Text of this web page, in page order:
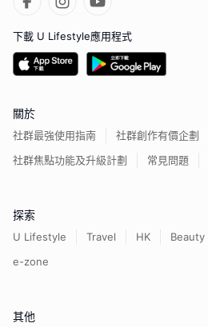
下載 U Lifestyle應用程式
關於
社群最強使用指南
社群創作有價企劃
社群焦點功能及升級計劃
常見問題
探索
U Lifestyle Travel HK Beauty
e-zone
其他